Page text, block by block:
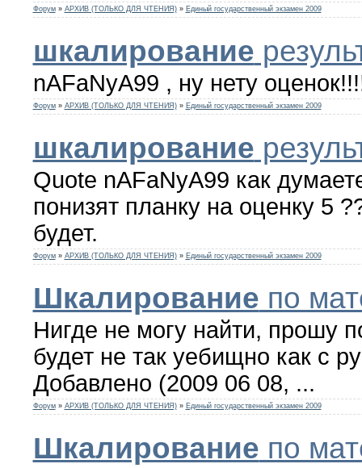
Форум » АРХИВ (ТОЛЬКО ДЛЯ ЧТЕНИЯ) » Единый государственный экзамен 2009
шкалирование
nAFaNyA99 , ну нету
Форум » АРХИВ (ТОЛЬКО ДЛЯ ЧТЕНИЯ) » Единый государственный экзамен 2009
шкалирование
Quote nAFaNyA99 как
понизят планку на оценку 5
будет.
Форум » АРХИВ (ТОЛЬКО ДЛЯ ЧТЕНИЯ) » Единый государственный экзамен 2009
Шкалирование по
Нигде не могу найти, прошу
будет не так уебищно как с
Добавлено (2009 06 08, ...
Форум » АРХИВ (ТОЛЬКО ДЛЯ ЧТЕНИЯ) » Единый государственный экзамен 2009
Шкалирование по